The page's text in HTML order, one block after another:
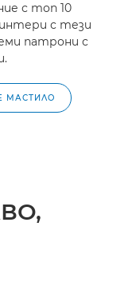
с топ 10
с тези
патрони с
МАСТИЛО